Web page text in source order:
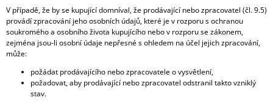
V případě, že by se kupující domníval, že prodávající nebo zpracovatel (čl. 9.5)
provádí zpracování jeho osobních údajů, které je v rozporu s ochranou
soukromého a osobního života kupujícího nebo v rozporu se zákonem,
zejména jsou-li osobní údaje nepřesné s ohledem na účel jejich zpracování,
může:
požádat prodávajícího nebo zpracovatele o vysvětlení,
požadovat, aby prodávající nebo zpracovatel odstranil takto vzniklý
stav.
J
E
M
E
MIKINA
SEBELÁSKA